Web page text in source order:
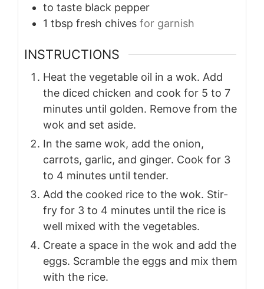
to taste black pepper
1 tbsp fresh chives for garnish
INSTRUCTIONS
Heat the vegetable oil in a wok. Add
the diced chicken and cook for 5 to 7
minutes until golden. Remove from the
wok and set aside.
In the same wok, add the onion,
carrots, garlic, and ginger. Cook for 3
to 4 minutes until tender.
Add the cooked rice to the wok. Stir-
fry for 3 to 4 minutes until the rice is
well mixed with the vegetables.
Create a space in the wok and add the
eggs. Scramble the eggs and mix them
with the rice.